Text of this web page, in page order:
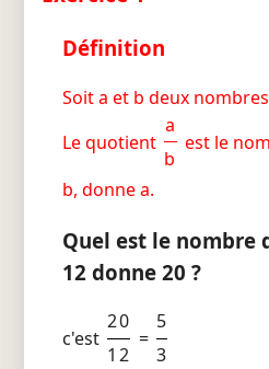
Définition
Soit a et b deux
Le quotient
a
b
est le
b, donne a.
Quel est le
12 donne 20 ?
c'est
20
12
=
5
3